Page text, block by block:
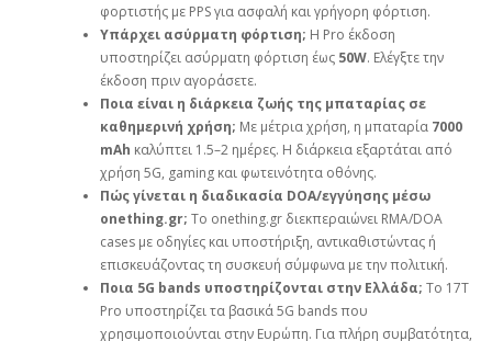
φορτιστής με PPS για ασφαλή και γρήγορη φόρτιση.
Υπάρχει ασύρματη φόρτιση; Η Pro έκδοση
υποστηρίζει ασύρματη φόρτιση έως 50W. Ελέγξτε την
έκδοση πριν αγοράσετε.
Ποια είναι η διάρκεια ζωής της μπαταρίας σε
καθημερινή χρήση; Με μέτρια χρήση, η μπαταρία 7000
mAh καλύπτει 1.5–2 ημέρες. Η διάρκεια εξαρτάται από
χρήση 5G, gaming και φωτεινότητα οθόνης.
Πώς γίνεται η διαδικασία DOA/εγγύησης μέσω
onething.gr; Το onething.gr διεκπεραιώνει RMA/DOA
cases με οδηγίες και υποστήριξη, αντικαθιστώντας ή
επισκευάζοντας τη συσκευή σύμφωνα με την πολιτική.
Ποια 5G bands υποστηρίζονται στην Ελλάδα; Το 17T
Pro υποστηρίζει τα βασικά 5G bands που
χρησιμοποιούνται στην Ευρώπη. Για πλήρη συμβατότητα,